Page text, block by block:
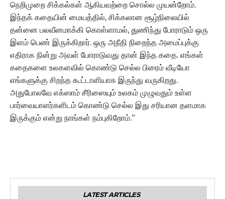
நெறிமுறை சிக்கல்கள் ஆகியவற்றை சொல்ல முயன்றோம்.
இந்தக் கதையின் மையத்தில், சிக்கலான சூழ்நிலையில்
தன்னை பலவீனமாக்கி கொள்ளாமல், துணிந்து போராடும் ஒரு
இளம் பெண் இருக்கிறார். ஒரு அநீதி நிறைந்த அமைப்புக்கு
எதிராக நின்று அவள் போராடுவது தான் இந்த கதை. எங்கள்
கதைகளை உலகளவில் கொண்டு செல்ல பிரைம் வீடியோ
எங்களுக்கு சிறந்த கூட்டாளியாக இருந்து வருகிறது.
அதுபோலவே எக்ஸாம் சீரிஸையும் உலகம் முழுவதும் உள்ள
பார்வையாளர்களிடம் கொண்டு செல்ல இது சரியான தளமாக
இருக்கும் என்று நாங்கள் நம்புகிறோம்.”
LATEST ARTICLES